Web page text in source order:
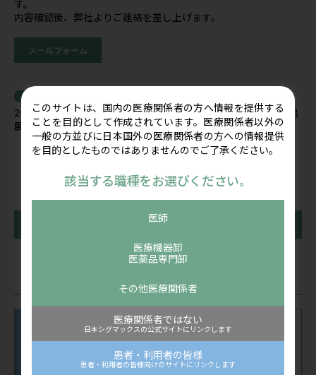
す。
内容確認後、弊社よりご連絡を差し上げます。
メールフォーム
2026年8月8日(土)～9日(日) 第37回日本整形外科超音波学会に出
展します
一覧に戻る
このサイトは、国内の医療関係者の方へ情報を提供する
ことを目的として作成されています。医療関係者以外の
一般の方並びに日本国外の医療関係者の方への情報提供
を目的としたものではありませんのでご了承ください。
該当する職種をお選びください。
医師
医療機器卸
医薬品専門卸
その他医療関係者
医療関係者ではない
日本シグマックスの公式サイトにリンクします
患者・利用者の皆様
患者・利用者の皆様向けのサイトにリンクします